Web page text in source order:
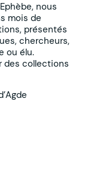
nous
mois de
présentés
chercheurs,
ou élu.
des collections